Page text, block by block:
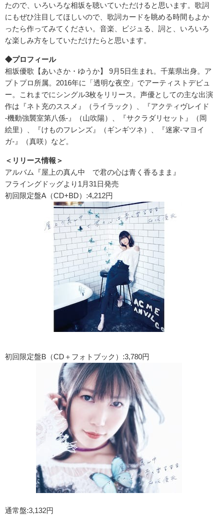
たので、いろいろな相坂を聴いていただけると思います。歌詞
にもぜひ注目してほしいので、歌詞カードを眺める時間もよか
ったら作ってみてください。音楽、ビジュる、詞と、いろいろ
な楽しみ方をしていただけたらと思います。
◆プロフィール
相坂優歌【あいさか・ゆうか】 9月5日生まれ。千葉県出身。ア
プトプロ所属。2016年に「透明な夜空」でアーティストデビュ
ー。これまでにシングル3枚をリリース。声優としての主な出演
作は『ネト充のススメ』（ライラック）、『アクティヴレイド
-機動強襲室第八係-』（山吹陽）、『サクラダリセット』（岡
絵里）、『けものフレンズ』（ギンギツネ）、『迷家-マヨイ
ガ-』（真咲）など。
＜リリース情報＞
アルバム『屋上の真ん中 で君の心は青く香るまま』
フライングドッグより1月31日発売
初回限定盤A（CD+BD）:4,212円
初回限定盤B（CD＋フォトブック）:3,780円
通常盤:3,132円